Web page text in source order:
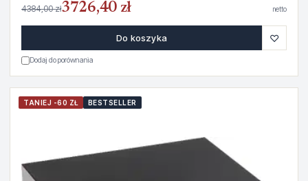
4384,00 zł3726,40 zł netto
Do koszyka ♡
Dodaj do porównania
TANIEJ -60 ZŁ BESTSELLER